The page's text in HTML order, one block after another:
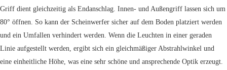
Griff dient gleichzeitig als Endanschlag. Innen- und Außengriff lassen sich um
80° öffnen. So kann der Scheinwerfer sicher auf dem Boden platziert werden
und ein Umfallen verhindert werden. Wenn die Leuchten in einer geraden
Linie aufgestellt werden, ergibt sich ein gleichmäßiger Abstrahlwinkel und
eine einheitliche Höhe, was eine sehr schöne und ansprechende Optik erzeugt.